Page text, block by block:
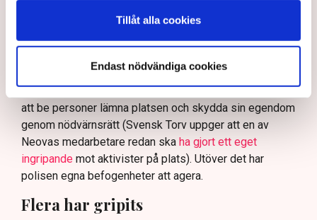
Tillåt alla cookies
Endast nödvändiga cookies
och näringsverksamhet mot den typen av störningar.
kommunikationsavdelningen i region Väst, har
verksamhetsutövaren, eller dennes ordningsvakter, rätt
att be personer lämna platsen och skydda sin egendom
genom nödvärnsrätt (Svensk Torv uppger att en av
Neovas medarbetare redan ska ha gjort ett eget
ingripande mot aktivister på plats). Utöver det har
polisen egna befogenheter att agera.
Flera har gripits